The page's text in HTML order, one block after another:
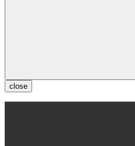
close